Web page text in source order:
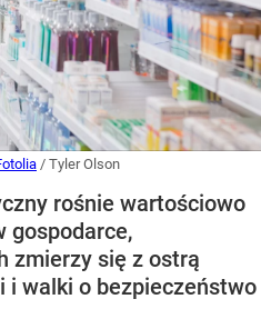
/ Tyler Olson
rośnie wartościowo
gospodarce,
zmierzy się z ostrą
i walki o bezpieczeństwo